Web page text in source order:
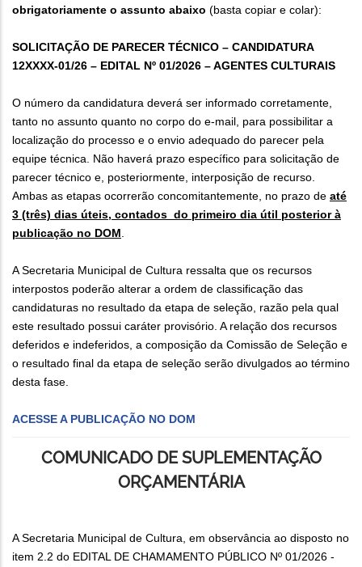
obrigatoriamente o assunto abaixo (basta copiar e colar):
SOLICITAÇÃO DE PARECER TÉCNICO – CANDIDATURA
12XXXX-01/26 – EDITAL Nº 01/2026 – AGENTES CULTURAIS
O número da candidatura deverá ser informado corretamente,
tanto no assunto quanto no corpo do e-mail, para possibilitar a
localização do processo e o envio adequado do parecer pela
equipe técnica. Não haverá prazo específico para solicitação de
parecer técnico e, posteriormente, interposição de recurso.
Ambas as etapas ocorrerão concomitantemente, no prazo de até
3 (três) dias úteis, contados do primeiro dia útil posterior à
publicação no DOM
A Secretaria Municipal de Cultura ressalta que os recursos
interpostos poderão alterar a ordem de classificação das
candidaturas no resultado da etapa de seleção, razão pela qual
este resultado possui caráter provisório. A relação dos recursos
deferidos e indeferidos, a composição da Comissão de Seleção e
o resultado final da etapa de seleção serão divulgados ao término
desta fase.
ACESSE A PUBLICAÇÃO NO DOM
COMUNICADO DE SUPLEMENTAÇÃO
ORÇAMENTÁRIA
A Secretaria Municipal de Cultura, em observância ao disposto no
item 2.2 do EDITAL DE CHAMAMENTO PÚBLICO Nº 01/2026 -